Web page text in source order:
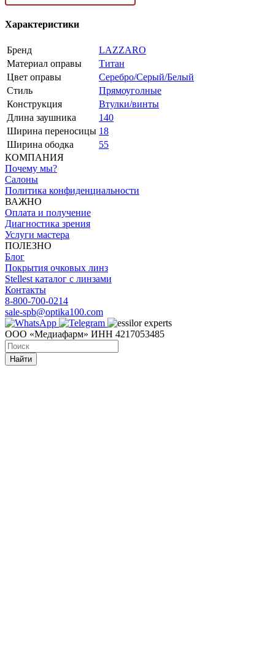
Характеристики
Бренд
LAZZARO
Материал оправы
Титан
Цвет оправы
Серебро/Серый/Белый
Стиль
Прямоуголные
Конструкция
Втулки/винты
Длина заушника
140
Ширина переносицы 18
Ширина ободка
55
КОМПАНИЯ
Почему мы?
Салоны
Политика конфиденциальности
ВАЖНО
Оплата и получение
Диагностика зрения
Услуги мастера
ПОЛЕЗНО
Блог
Покрытия очковых линз
Stellest каталог с линзами
Контакты
8-800-700-0214
sale-spb@optika100.com
ООО «Медиафарм» ИНН 4217053485
Найти